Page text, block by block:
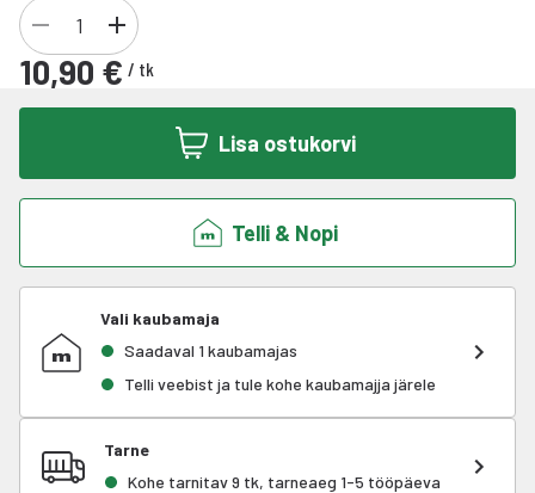
10,90 € / tk
Lisa ostukorvi
Telli & Nopi
Vali kaubamaja
Saadaval 1 kaubamajas
Telli veebist ja tule kohe kaubamajja järele
Tarne
Kohe tarnitav 9 tk, tarneaeg 1-5 tööpäeva